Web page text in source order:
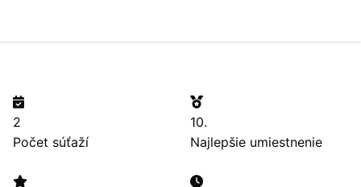
2
Počet súťaží
10.
Najlepšie umiestnenie